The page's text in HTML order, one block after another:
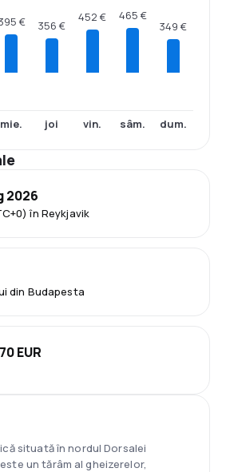
€
mie.
356 €
joi
452 €
vin.
465 €
sâm.
349 €
dum.
în Reykjavik
2026
din Budapesta
EUR
situată în nordul Dorsalei
un tărâm al gheizerelor,